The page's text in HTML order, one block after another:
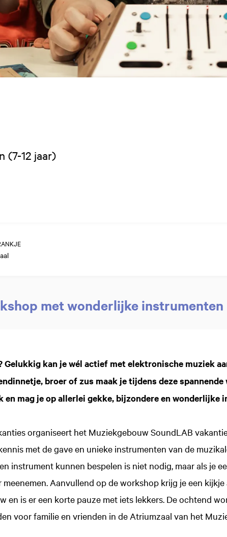
(7-12 jaar)
met wonderlijke instrumenten
Gelukkig kan je wél actief met elektronische muziek
broer of zus maak je tijdens deze spannende
en mag je op allerlei gekke, bijzondere en wonderlijke
organiseert het Muziekgebouw SoundLAB
met de gave en unieke instrumenten van de
instrument kunnen bespelen is niet nodig, maar als je
meenemen. Aanvullend op de workshop krijg je een
en is er een korte pauze met iets lekkers. De ochtend
voor familie en vrienden in de Atriumzaal van het